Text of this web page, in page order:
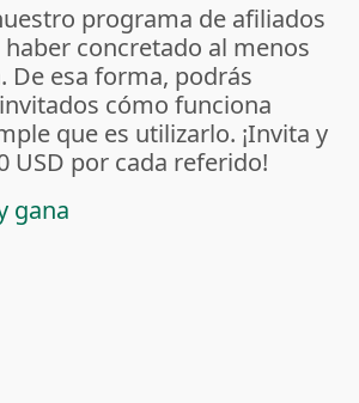
programa de afiliados
haber concretado al menos
De esa forma, podrás
cómo funciona
que es utilizarlo. ¡Invita y
USD por cada referido!
gana